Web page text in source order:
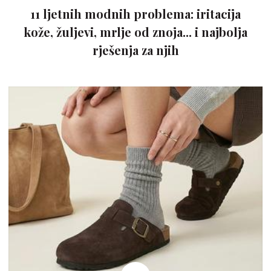
11 ljetnih modnih problema: iritacija
kože, žuljevi, mrlje od znoja... i najbolja
rješenja za njih